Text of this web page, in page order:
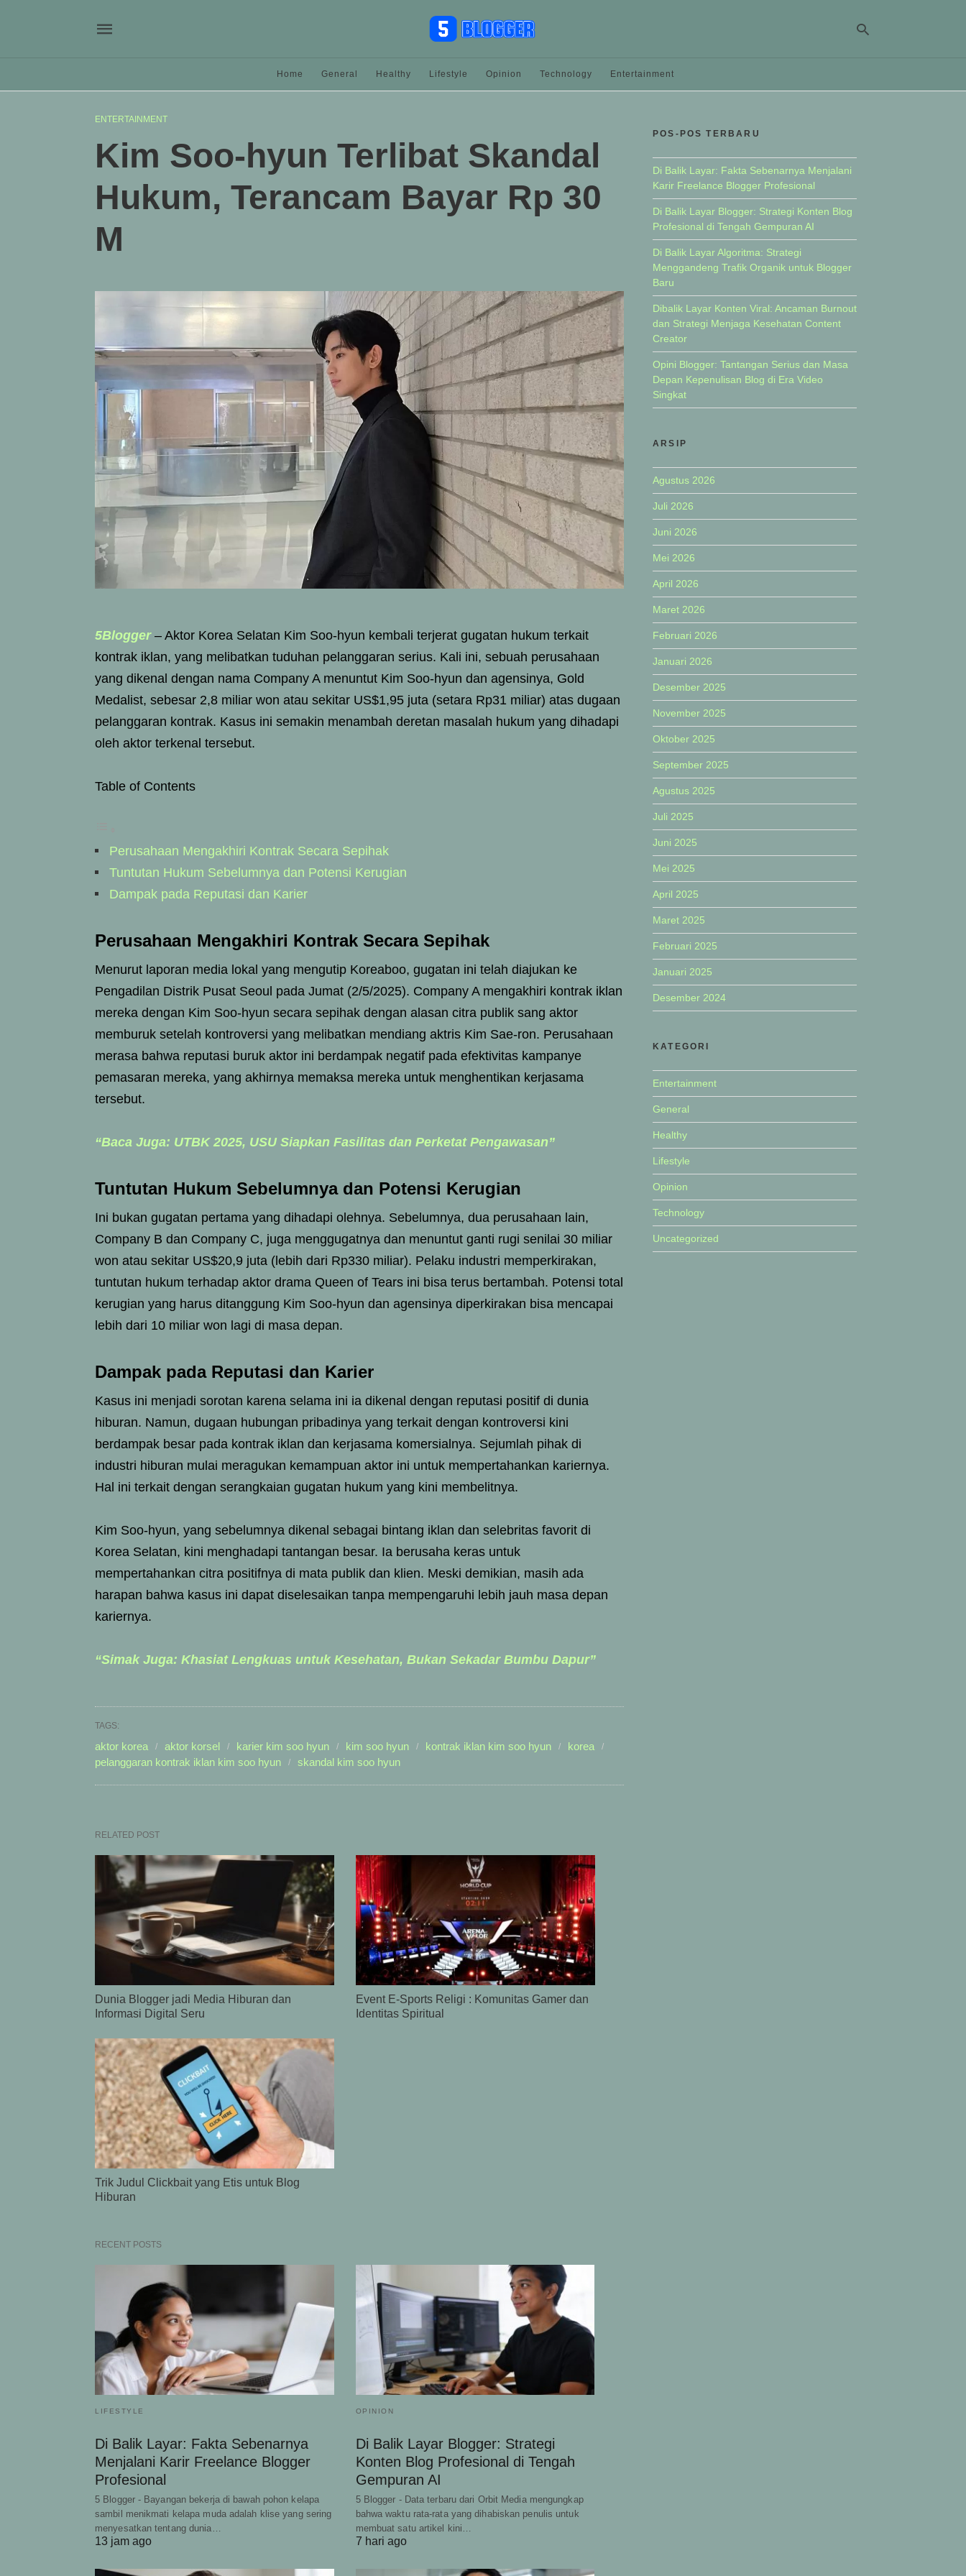
Home General Healthy Lifestyle Opinion Technology Entertainment
ENTERTAINMENT
Kim Soo-hyun Terlibat Skandal
Hukum, Terancam Bayar Rp 30
M
5Blogger– Aktor Korea Selatan Kim Soo-hyun kembali terjerat gugatan hukum terkait
kontrak iklan, yang melibatkan tuduhan pelanggaran serius. Kali ini, sebuah perusahaan
yang dikenal dengan nama Company A menuntut Kim Soo-hyun dan agensinya, Gold
Medalist, sebesar 2,8 miliar won atau sekitar US$1,95 juta (setara Rp31 miliar) atas dugaan
pelanggaran kontrak. Kasus ini semakin menambah deretan masalah hukum yang dihadapi
oleh aktor terkenal tersebut.
Table of Contents
Perusahaan Mengakhiri Kontrak Secara Sepihak
Tuntutan Hukum Sebelumnya dan Potensi Kerugian
Dampak pada Reputasi dan Karier
Perusahaan Mengakhiri Kontrak Secara Sepihak
Menurut laporan media lokal yang mengutip Koreaboo, gugatan ini telah diajukan ke
Pengadilan Distrik Pusat Seoul pada Jumat (2/5/2025). Company A mengakhiri kontrak iklan
mereka dengan Kim Soo-hyun secara sepihak dengan alasan citra publik sang aktor
memburuk setelah kontroversi yang melibatkan mendiang aktris Kim Sae-ron. Perusahaan
merasa bahwa reputasi buruk aktor ini berdampak negatif pada efektivitas kampanye
pemasaran mereka, yang akhirnya memaksa mereka untuk menghentikan kerjasama
tersebut.
“Baca Juga: UTBK 2025, USU Siapkan Fasilitas dan Perketat Pengawasan”
Tuntutan Hukum Sebelumnya dan Potensi Kerugian
Ini bukan gugatan pertama yang dihadapi olehnya. Sebelumnya, dua perusahaan lain,
Company B dan Company C, juga menggugatnya dan menuntut ganti rugi senilai 30 miliar
won atau sekitar US$20,9 juta (lebih dari Rp330 miliar). Pelaku industri memperkirakan,
tuntutan hukum terhadap aktor drama Queen of Tears ini bisa terus bertambah. Potensi total
kerugian yang harus ditanggung Kim Soo-hyun dan agensinya diperkirakan bisa mencapai
lebih dari 10 miliar won lagi di masa depan.
Dampak pada Reputasi dan Karier
Kasus ini menjadi sorotan karena selama ini ia dikenal dengan reputasi positif di dunia
hiburan. Namun, dugaan hubungan pribadinya yang terkait dengan kontroversi kini
berdampak besar pada kontrak iklan dan kerjasama komersialnya. Sejumlah pihak di
industri hiburan mulai meragukan kemampuan aktor ini untuk mempertahankan kariernya.
Hal ini terkait dengan serangkaian gugatan hukum yang kini membelitnya.
Kim Soo-hyun, yang sebelumnya dikenal sebagai bintang iklan dan selebritas favorit di
Korea Selatan, kini menghadapi tantangan besar. Ia berusaha keras untuk
mempertahankan citra positifnya di mata publik dan klien. Meski demikian, masih ada
harapan bahwa kasus ini dapat diselesaikan tanpa mempengaruhi lebih jauh masa depan
kariernya.
“Simak Juga: Khasiat Lengkuas untuk Kesehatan, Bukan Sekadar Bumbu Dapur”
TAGS:
aktor korea aktor korsel karier kim soo hyun kim soo hyun kontrak iklan kim soo hyun
korea
pelanggaran kontrak iklan kim soo hyun
skandal kim soo hyun
RELATED POST
Dunia Blogger jadi Media Hiburan dan
Informasi Digital Seru
Event E-Sports Religi : Komunitas Gamer dan
Identitas Spiritual
Trik Judul Clickbait yang Etis untuk Blog
Hiburan
RECENT POSTS
LIFESTYLE
Di Balik Layar: Fakta Sebenarnya
Menjalani Karir Freelance Blogger
Profesional
5 Blogger - Bayangan bekerja di bawah pohon kelapa
sambil menikmati kelapa muda adalah klise yang sering
menyesatkan tentang dunia…
13 jam ago
OPINION
Di Balik Layar Blogger: Strategi
Konten Blog Profesional di Tengah
Gempuran AI
5 Blogger - Data terbaru dari Orbit Media mengungkap
bahwa waktu rata-rata yang dihabiskan penulis untuk
membuat satu artikel kini…
7 hari ago
POS-POS TERBARU
Di Balik Layar: Fakta Sebenarnya Menjalani
Karir Freelance Blogger Profesional
Di Balik Layar Blogger: Strategi Konten Blog
Profesional di Tengah Gempuran AI
Di Balik Layar Algoritma: Strategi
Menggandeng Trafik Organik untuk Blogger
Baru
Dibalik Layar Konten Viral: Ancaman Burnout
dan Strategi Menjaga Kesehatan Content
Creator
Opini Blogger: Tantangan Serius dan Masa
Depan Kepenulisan Blog di Era Video
Singkat
ARSIP
Agustus 2026
Juli 2026
Juni 2026
Mei 2026
April 2026
Maret 2026
Februari 2026
Januari 2026
Desember 2025
November 2025
Oktober 2025
September 2025
Agustus 2025
Juli 2025
Juni 2025
Mei 2025
April 2025
Maret 2025
Februari 2025
Januari 2025
Desember 2024
KATEGORI
Entertainment
General
Healthy
Lifestyle
Opinion
Technology
Uncategorized